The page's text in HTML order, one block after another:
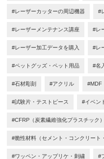
#レーザーカッターの周辺機器 #
#レーザーメンテナンス講座 #レ
#レーザー加工データを購入 #レ
#ペットグッズ・ペット用品 #名
#石材彫刻 #アクリル #MDF
#試験片・テストピース #イベン
#CFRP（炭素繊維強化プラスチック）
#脆性材料（セメント・コンクリート
#ワッペン・アップリケ・刺繍 #